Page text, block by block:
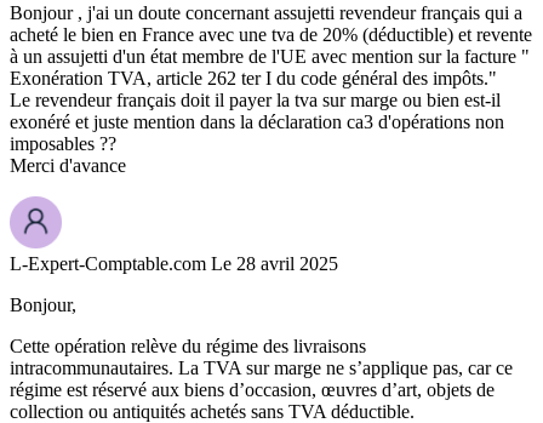
Bonjour , j'ai un doute concernant assujetti revendeur français qui a
acheté le bien en France avec une tva de 20% (déductible) et revente
à un assujetti d'un état membre de l'UE avec mention sur la facture "
Exonération TVA, article 262 ter I du code général des impôts."
Le revendeur français doit il payer la tva sur marge ou bien est-il
exonéré et juste mention dans la déclaration ca3 d'opérations non
imposables ??
Merci d'avance
L-Expert-Comptable.com Le 28 avril 2025
Bonjour,
Cette opération relève du régime des livraisons
intracommunautaires. La TVA sur marge ne s’applique pas, car ce
régime est réservé aux biens d’occasion, œuvres d’art, objets de
collection ou antiquités achetés sans TVA déductible.